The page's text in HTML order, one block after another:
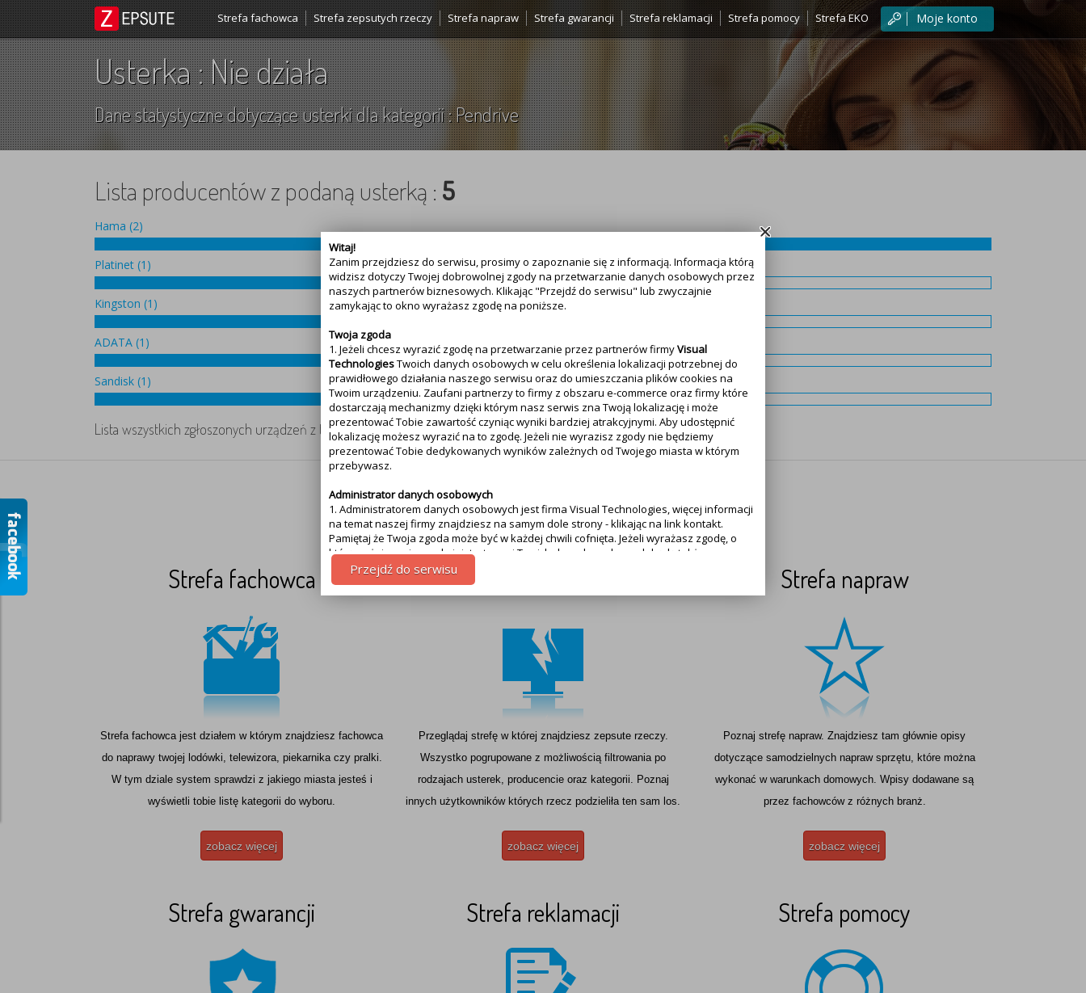
Witaj!
Zanim przejdziesz do serwisu, prosimy o zapoznanie się z informacją. Informacja którą
widzisz dotyczy Twojej dobrowolnej zgody na przetwarzanie danych osobowych przez
naszych partnerów biznesowych. Klikając "Przejdź do serwisu" lub zwyczajnie
zamykając to okno wyrażasz zgodę na poniższe.
Twoja zgoda
1. Jeżeli chcesz wyrazić zgodę na przetwarzanie przez partnerów firmyVisual
TechnologiesTwoich danych osobowych w celu określenia lokalizacji potrzebnej do
prawidłowego działania naszego serwisu oraz do umieszczania plików cookies na
Twoim urządzeniu. Zaufani partnerzy to firmy z obszaru e-commerce oraz firmy które
dostarczają mechanizmy dzięki którym nasz serwis zna Twoją lokalizację i może
prezentować Tobie zawartość czyniąc wyniki bardziej atrakcyjnymi. Aby udostępnić
lokalizację możesz wyrazić na to zgodę. Jeżeli nie wyrazisz zgody nie będziemy
prezentować Tobie dedykowanych wyników zależnych od Twojego miasta w którym
przebywasz.
Administrator danych osobowych
1. Administratorem danych osobowych jest firma Visual Technologies, więcej informacji
na temat naszej firmy znajdziesz na samym dole strony - klikając na link kontakt.
Pamiętaj że Twoja zgoda może być w każdej chwili cofnięta. Jeżeli wyrażasz zgodę, o
którą wyżej prosimy, administratorami Twoich danych osobowych będą także
partnerzy. Lista partnerów jest dostępna w polityce prywatności serwisu.
Cel przetwarzania danych
oglądasz. Więcej szczegółowych informacji odnajdziesz w polityce prywatności
naszego serwisu na samym dole - link polityka prywatności.
Uprawnienia z tytułu przetwarzania danych
Przysługują Tobie następujące uprawnienia z tytułu przetwarzania Twoich danych:
1. Jeśli posiadamy Twoją zgodę na przetwarzanie danych możesz ją w każdej chwili
osobowych, do ich sprostowania a także do ich usunięcia lub ograniczenia
przetwarzania.
Niezależnie od wszystkiego mamy nadzieję że nasz serwis spełni Twoje oczekiwania :)
Przejdź do serwisu
Strefa fachowca Strefa zepsutych rzeczy Strefa napraw Strefa gwarancji Strefa reklamacji Strefa pomocy Strefa EKO Moje konto
Usterka : Nie działa
Dane statystyczne dotyczące usterki dla kategorii : Pendrive
Lista producentów z podaną usterką : 5
Hama (2)
Platinet (1)
Kingston (1)
ADATA (1)
Sandisk (1)
Lista wszystkich zgłoszonych urządzeń z tą usterką :6
Poznaj nasz serwis
Strefa fachowca
Strefa fachowca jest działem w którym znajdziesz fachowca
do naprawy twojej lodówki, telewizora, piekarnika czy pralki.
W tym dziale system sprawdzi z jakiego miasta jesteś i
wyświetli tobie listę kategorii do wyboru.
zobacz więcej
Strefa zepsutych rzeczy
Przeglądaj strefę w której znajdziesz zepsute rzeczy.
Wszystko pogrupowane z możliwością filtrowania po
rodzajach usterek, producencie oraz kategorii. Poznaj
innych użytkowników których rzecz podzieliła ten sam los.
zobacz więcej
Strefa napraw
Poznaj strefę napraw. Znajdziesz tam głównie opisy
dotyczące samodzielnych napraw sprzętu, które można
wykonać w warunkach domowych. Wpisy dodawane są
przez fachowców z różnych branż.
zobacz więcej
Strefa gwarancji Strefa reklamacji Strefa pomocy